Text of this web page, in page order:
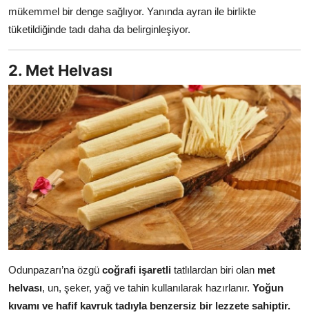
mükemmel bir denge sağlıyor. Yanında ayran ile birlikte
tüketildiğinde tadı daha da belirginleşiyor.
2. Met Helvası
Odunpazarı’na özgü coğrafi işaretli tatlılardan biri olan met
helvası, un, şeker, yağ ve tahin kullanılarak hazırlanır. Yoğun
kıvamı ve hafif kavruk tadıyla benzersiz bir lezzete sahiptir.